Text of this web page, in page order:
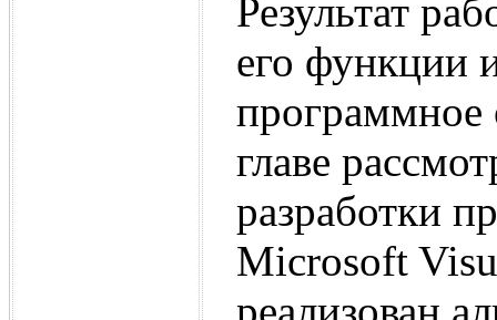
Результат
его функции
программное
главе
разработки
Microsoft